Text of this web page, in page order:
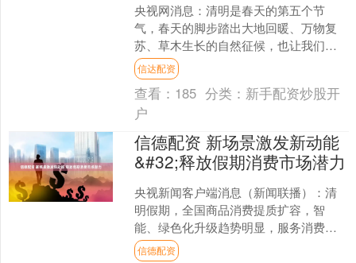
央视网消息：清明是春天的第五个节
气，春天的脚步踏出大地回暖、万物复
苏、草木生长的自然征候，也让我们感
受到年头望年尾、实现全年目标的紧迫
感。春争日，夏争时，一年大....
信达配资
查看： 185 分类： 新手配资炒股开
户
信德配资 新场景激发新动能
&#32;释放假期消费市场潜力
央视新闻客户端消息（新闻联播）：清
明假期，全国商品消费提质扩容，智
能、绿色化升级趋势明显，服务消费需
求旺盛，新场景不断涌现，持续释放假
信德配资